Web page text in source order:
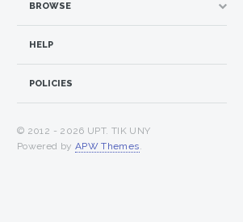
BROWSE
HELP
POLICIES
© 2012 - 2026 UPT. TIK UNY
Powered by APW Themes